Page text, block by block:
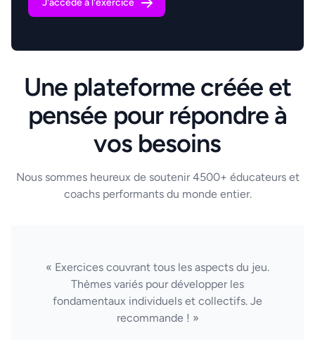
J'accède à l'exercice
Une plateforme créée et
pensée pour répondre à
vos besoins
Nous sommes heureux de soutenir 4500+ éducateurs et
coachs performants du monde entier.
« Exercices couvrant tous les aspects du jeu.
Thèmes variés pour développer les
fondamentaux individuels et collectifs. Je
recommande ! »